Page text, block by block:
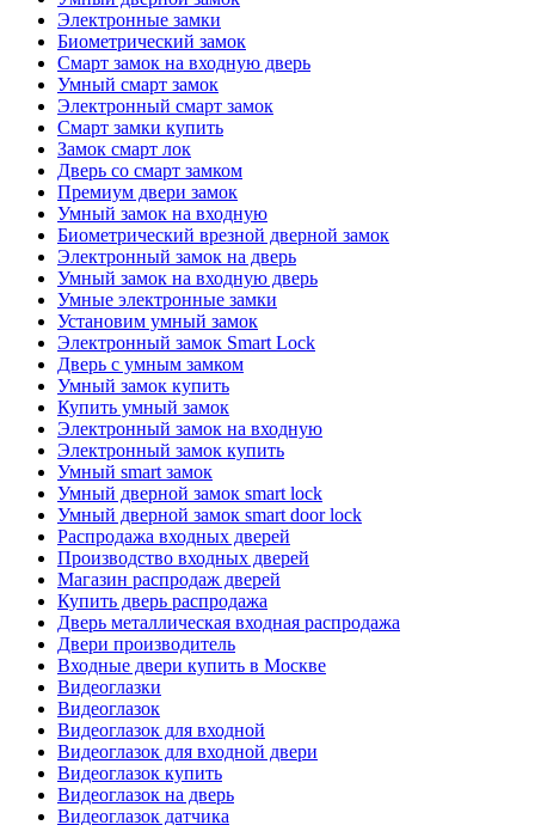
Электронные замки
Биометрический замок
Смарт замок на входную дверь
Умный смарт замок
Электронный смарт замок
Смарт замки купить
Замок смарт лок
Дверь со смарт замком
Премиум двери замок
Умный замок на входную
Биометрический врезной дверной замок
Электронный замок на дверь
Умный замок на входную дверь
Умные электронные замки
Установим умный замок
Электронный замок Smart Lock
Дверь с умным замком
Умный замок купить
Купить умный замок
Электронный замок на входную
Электронный замок купить
Умный smart замок
Умный дверной замок smart lock
Умный дверной замок smart door lock
Распродажа входных дверей
Производство входных дверей
Магазин распродаж дверей
Купить дверь распродажа
Дверь металлическая входная распродажа
Двери производитель
Входные двери купить в Москве
Видеоглазки
Видеоглазок
Видеоглазок для входной
Видеоглазок для входной двери
Видеоглазок купить
Видеоглазок на дверь
Видеоглазок датчика